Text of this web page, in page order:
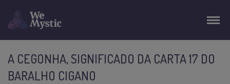
A CEGONHA, SIGNIFICADO DA CARTA 17 DO
BARALHO CIGANO